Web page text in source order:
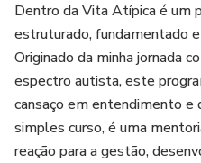
Dentro da Vita Atípica é um
estruturado, fundamentado
Originado da minha jornada
espectro autista, este
cansaço em entendimento e
simples curso, é uma
reação para a gestão,